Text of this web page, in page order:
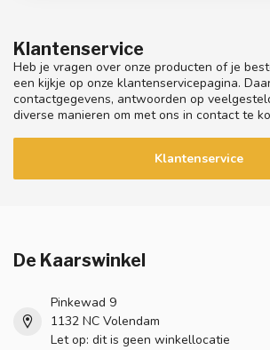
Klantenservice
Heb je vragen over onze producten of je
een kijkje op onze klantenservicepagina.
contactgegevens, antwoorden op
diverse manieren om met ons in contact te
Klantenservice
De Kaarswinkel
Pinkewad 9
1132 NC Volendam
Let op: dit is geen winkellocatie